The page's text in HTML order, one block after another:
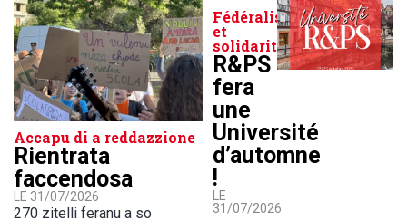
Accapu di a reddazzione
Rientrata
faccendosa
LE 31/07/2026
270 zitelli feranu a so
Fédéralisme
et
solidarité
R&PS
fera
une
Université
d’automne
!
LE
31/07/2026